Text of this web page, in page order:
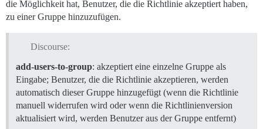
die Möglichkeit hat, Benutzer, die die Richtlinie akzeptiert haben,
zu einer Gruppe hinzuzufügen.
Discourse:
add-users-to-group: akzeptiert eine einzelne Gruppe als
Eingabe; Benutzer, die die Richtlinie akzeptieren, werden
automatisch dieser Gruppe hinzugefügt (wenn die Richtlinie
manuell widerrufen wird oder wenn die Richtlinienversion
aktualisiert wird, werden Benutzer aus der Gruppe entfernt)